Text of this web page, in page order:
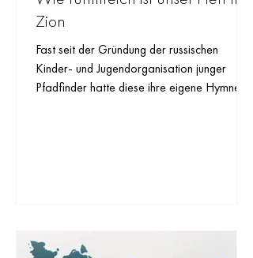
Zion
Fast seit der Gründung der russischen
Kinder- und Jugendorganisation junger
Pfadfinder hatte diese ihre eigene Hymne,